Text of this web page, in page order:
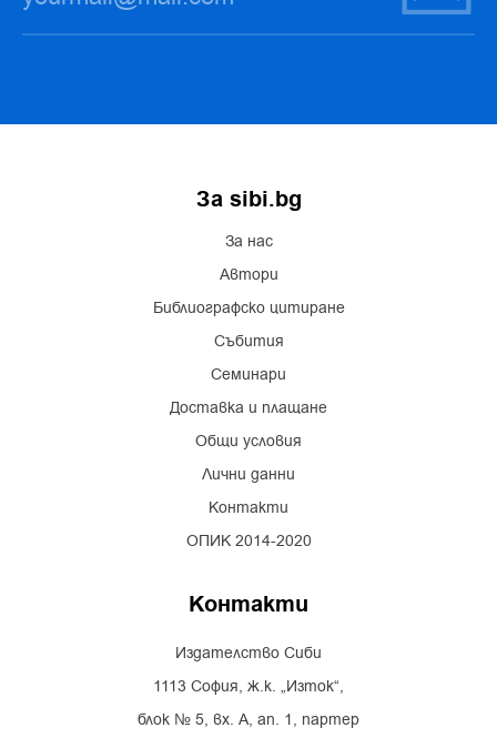
За sibi.bg
За нас
Автори
Библиографско цитиране
Събития
Семинари
Доставка и плащане
Общи условия
Лични данни
Контакти
ОПИК 2014-2020
Контакти
Издателство Сиби
1113 София, ж.к. „Изток“,
блок № 5, вх. А, ап. 1, партер